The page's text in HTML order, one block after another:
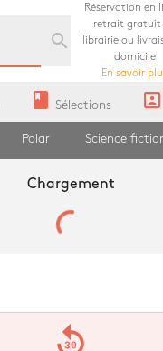
search
Réservation en
retrait gratuit
librairie ou
domicile
En savoir
book Sélections portrait
Polar Science
Chargement
replay_30